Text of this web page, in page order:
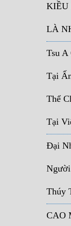
KIỀU
LÀ
Tsu A
Tại
Thể
Tại
Đại
Thúy
CAO